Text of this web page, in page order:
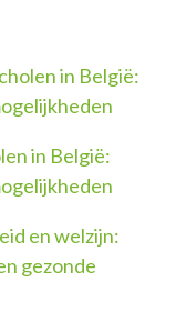
in België:
in België:
en welzijn:
gezonde